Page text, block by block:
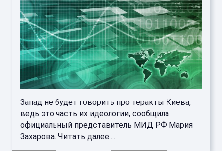
Запад не будет говорить про теракты Киева,
ведь это часть их идеологии, сообщила
официальный представитель МИД РФ Мария
Захарова. Читать далее ...